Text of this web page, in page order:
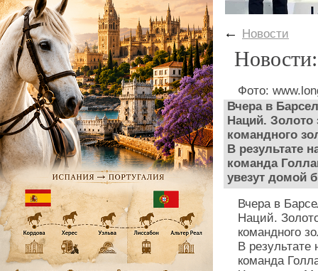
← Новости
Фото:
Вчера в
Наций. Золото
командного
В результате
команда
увезут домой
Вчера в
Наций.
командного
В результате
команда